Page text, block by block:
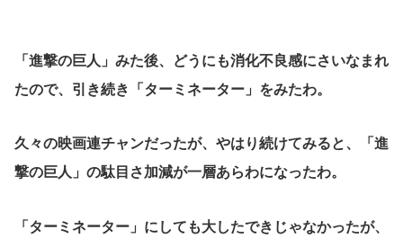
「進撃の巨人」みた後、どうにも消化不良感にさいなまれ
たので、引き続き「ターミネーター」をみたわ。
久々の映画連チャンだったが、やはり続けてみると、「進
撃の巨人」の駄目さ加減が一層あらわになったわ。
「ターミネーター」にしても大したできじゃなかったが、